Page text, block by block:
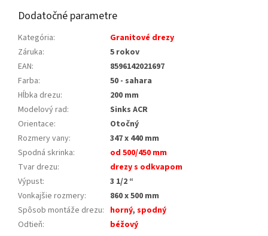
Dodatočné parametre
Kategória:
Granitové drezy
Záruka:
5 rokov
EAN:
8596142021697
Farba:
50 - sahara
Hĺbka drezu:
200 mm
Modelový rad:
Sinks ACR
Orientace:
Otočný
Rozmery vany:
347 x 440 mm
Spodná skrinka:
od 500/450 mm
Tvar drezu:
drezy s odkvapom
Výpust:
3 1/2 “
Vonkajšie rozmery:
860 x 500 mm
Spôsob montáže drezu: horný, spodný
Odtieň: béžový